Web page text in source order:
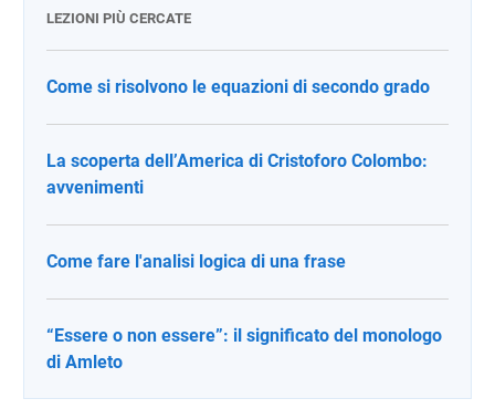
LEZIONI PIÙ CERCATE
Come si risolvono le equazioni di secondo grado
La scoperta dell’America di Cristoforo Colombo:
avvenimenti
Come fare l'analisi logica di una frase
“Essere o non essere”: il significato del monologo
di Amleto